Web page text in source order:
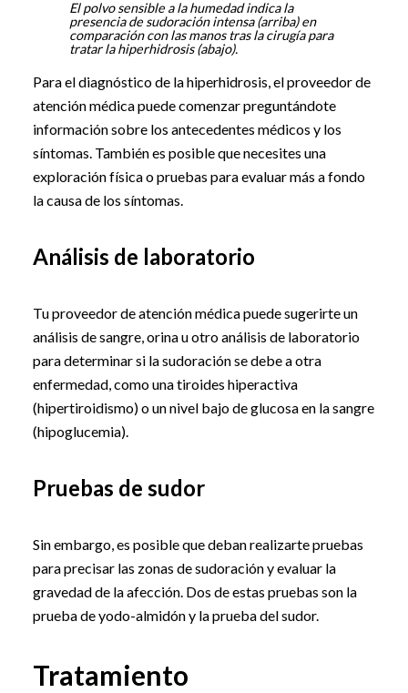
El polvo sensible a la humedad indica la
presencia de sudoración intensa (arriba) en
comparación con las manos tras la cirugía para
tratar la hiperhidrosis (abajo).
Para el diagnóstico de la hiperhidrosis, el proveedor de
atención médica puede comenzar preguntándote
información sobre los antecedentes médicos y los
síntomas. También es posible que necesites una
exploración física o pruebas para evaluar más a fondo
la causa de los síntomas.
Análisis de laboratorio
Tu proveedor de atención médica puede sugerirte un
análisis de sangre, orina u otro análisis de laboratorio
para determinar si la sudoración se debe a otra
enfermedad, como una tiroides hiperactiva
(hipertiroidismo) o un nivel bajo de glucosa en la sangre
(hipoglucemia).
Pruebas de sudor
Sin embargo, es posible que deban realizarte pruebas
para precisar las zonas de sudoración y evaluar la
gravedad de la afección. Dos de estas pruebas son la
prueba de yodo-almidón y la prueba del sudor.
Tratamiento